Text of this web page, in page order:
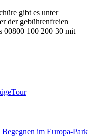
gibt es unter
der gebührenfreien
00800 100 200 30 mit
Tour
im Europa-Park